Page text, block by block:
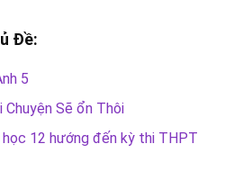
Đề:
5
Chuyện Sẽ ổn Thôi
12 hướng đến kỳ thi THPT